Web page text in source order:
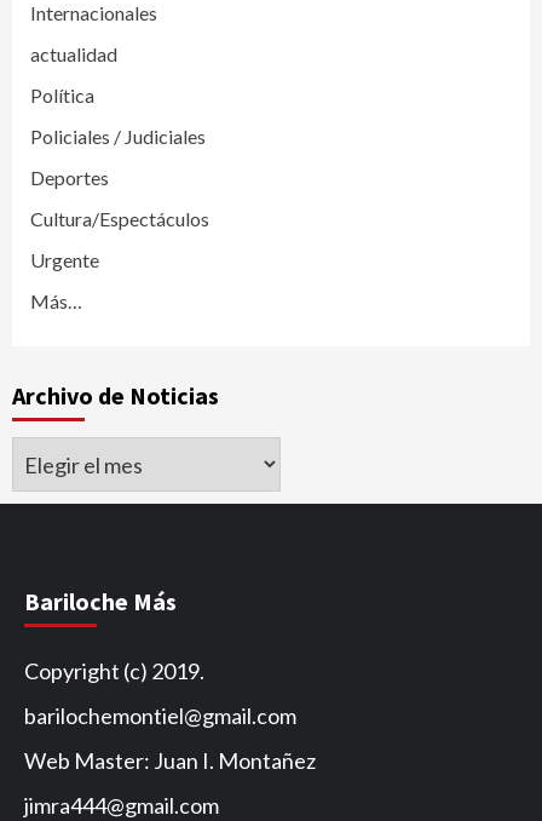
Internacionales
actualidad
Política
Policiales / Judiciales
Deportes
Cultura/Espectáculos
Urgente
Más…
Archivo de Noticias
Archivo
Bariloche Más
Copyright (c) 2019.
barilochemontiel@gmail.com
Web Master: Juan I. Montañez
jimra444@gmail.com